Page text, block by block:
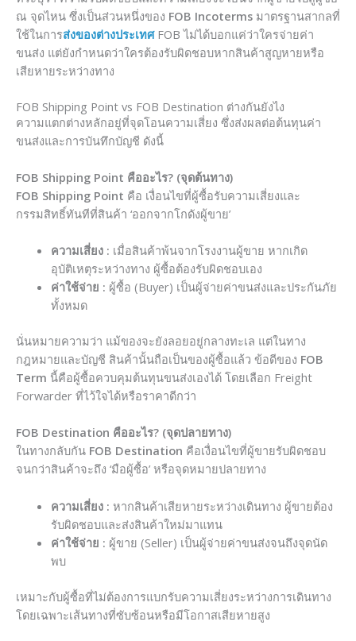
ณ จุดไหน ซึ่งเป็นส่วนหนึ่งของ FOB Incoterms มาตรฐานสากลที่
ใช้ในการส่งของต่างประเทศFOB ไม่ได้บอกแค่ว่าใครจ่ายค่า
ขนส่ง แต่ยังกำหนดว่าใครต้องรับผิดชอบหากสินค้าสูญหายหรือ
เสียหายระหว่างทาง
FOB Shipping Point vs FOB Destination ต่างกันยังไง
ความแตกต่างหลักอยู่ที่จุดโอนความเสี่ยง ซึ่งส่งผลต่อต้นทุนค่า
ขนส่งและการบันทึกบัญชี ดังนี้
FOB Shipping Point คืออะไร? (จุดต้นทาง)
FOB Shipping Point คือ เงื่อนไขที่ผู้ซื้อรับความเสี่ยงและ
กรรมสิทธิ์ทันทีที่สินค้า ‘ออกจากโกดังผู้ขาย’
ความเสี่ยง : เมื่อสินค้าพ้นจากโรงงานผู้ขาย หากเกิด
อุบัติเหตุระหว่างทาง ผู้ซื้อต้องรับผิดชอบเอง
ค่าใช้จ่าย : ผู้ซื้อ (Buyer) เป็นผู้จ่ายค่าขนส่งและประกันภัย
ทั้งหมด
นั่นหมายความว่า แม้ของจะยังลอยอยู่กลางทะเล แต่ในทาง
กฎหมายและบัญชี สินค้านั้นถือเป็นของผู้ซื้อแล้ว ข้อดีของ FOB
Term นี้คือผู้ซื้อควบคุมต้นทุนขนส่งเองได้ โดยเลือก Freight
Forwarder ที่ไว้ใจได้หรือราคาดีกว่า
FOB Destination คืออะไร? (จุดปลายทาง)
ในทางกลับกัน FOB Destination คือเงื่อนไขที่ผู้ขายรับผิดชอบ
จนกว่าสินค้าจะถึง ‘มือผู้ซื้อ’ หรือจุดหมายปลายทาง
ความเสี่ยง : หากสินค้าเสียหายระหว่างเดินทาง ผู้ขายต้อง
รับผิดชอบและส่งสินค้าใหม่มาแทน
ค่าใช้จ่าย : ผู้ขาย (Seller) เป็นผู้จ่ายค่าขนส่งจนถึงจุดนัด
พบ
เหมาะกับผู้ซื้อที่ไม่ต้องการแบกรับความเสี่ยงระหว่างการเดินทาง
โดยเฉพาะเส้นทางที่ซับซ้อนหรือมีโอกาสเสียหายสูง